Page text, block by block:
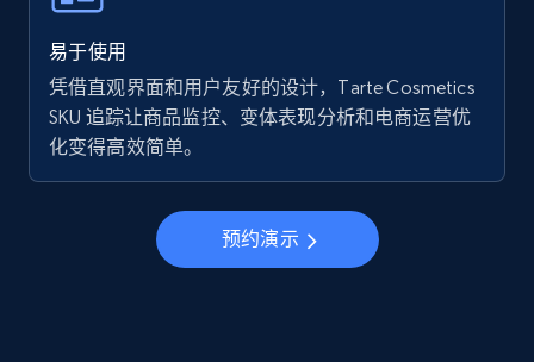
Walmart - products - Collects products by
specific keywords
URL, Final price, Sku, Currency, Gtin,
Specifications, Image urls, Top reviews, and
more.
易于使用
凭借直观界面和用户友好的设计，Tarte Cosmetics
SKU 追踪让商品监控、变体表现分析和电商运营优
化变得高效简单。
预约演示